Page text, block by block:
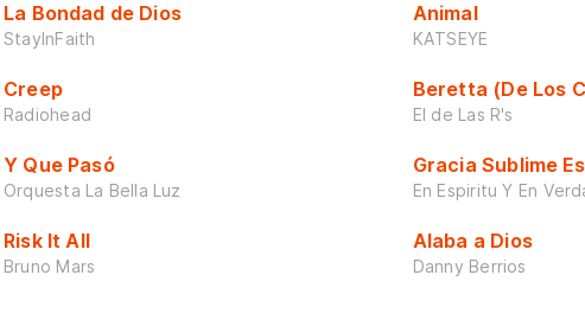
La Bondad de Dios
StayInFaith
Creep
Radiohead
Y Que Pasó
Orquesta La Bella Luz
Risk It All
Bruno Mars
Animal
KATSEYE
Beretta (De Los
El de Las R's
Gracia Sublime Es
En Espiritu Y En
Alaba a Dios
Danny Berrios